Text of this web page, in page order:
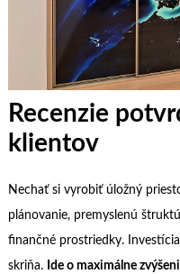
Recenzie
klientov
Nechať si vyrobiť úložný
plánovanie, premyslenú
finančné prostriedky.
skriňa. Ide o maximálne